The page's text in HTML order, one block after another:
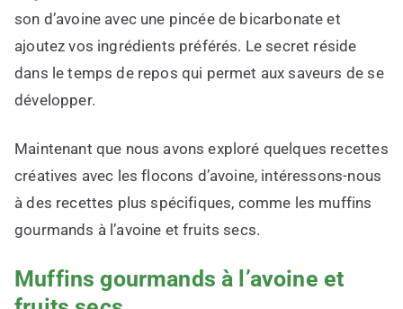
son d’avoine avec une pincée de bicarbonate et
ajoutez vos ingrédients préférés. Le secret réside
dans le temps de repos qui permet aux saveurs de se
développer.
Maintenant que nous avons exploré quelques recettes
créatives avec les flocons d’avoine, intéressons-nous
à des recettes plus spécifiques, comme les muffins
gourmands à l’avoine et fruits secs.
Muffins gourmands à l’avoine et